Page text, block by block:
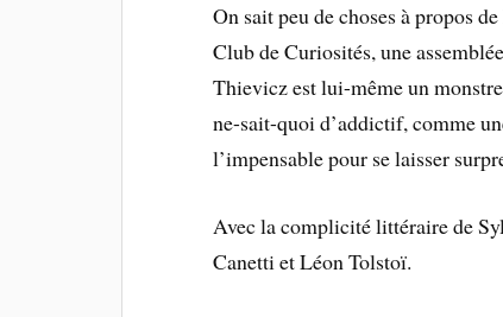
On sait peu de choses à propos
Club de Curiosités, une
Thievicz est lui-même un
ne-sait-quoi d’addictif, comme
l’impensable pour se laisser
Avec la complicité littéraire de
Canetti et Léon Tolstoï.